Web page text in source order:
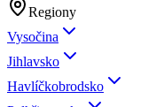
Regiony
Vysočina
Jihlavsko
Havlíčkobrodsko